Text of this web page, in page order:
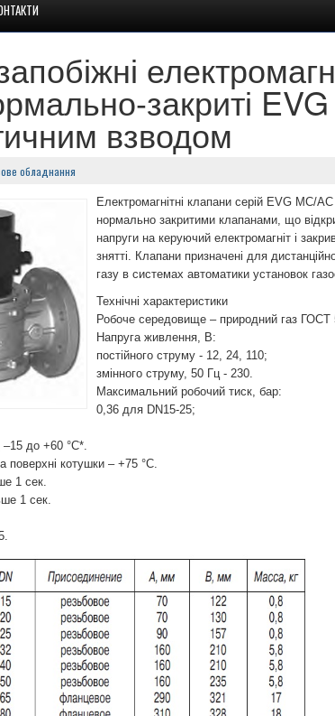
закриті
взводом
обладнання
Електромагнітні клапани серій EVG MC/
нормально закритими клапанами, що
напруги на керуючий електромагніт і
знятті. Клапани призначені для
газу в системах автоматики установок
Технічні характеристики
Робоче середовище – природний газ ГОСТ
Напруга живлення, В:
постійного струму - 12, 24, 110;
змінного струму, 50 Гц - 230.
Максимальний робочий тиск, бар:
0,36 для DN15-25;
–15 до +60 °C*.
поверхні котушки – +75 °C.
1 сек.
1 сек.